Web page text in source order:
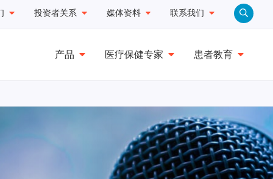
投资者关系 媒体资料 联系我们
产品 医疗保健专家 患者教育